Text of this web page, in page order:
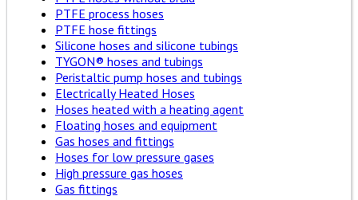
PTFE process hoses
PTFE hose fittings
Silicone hoses and silicone tubings
TYGON® hoses and tubings
Peristaltic pump hoses and tubings
Electrically Heated Hoses
Hoses heated with a heating agent
Floating hoses and equipment
Gas hoses and fittings
Hoses for low pressure gases
High pressure gas hoses
Gas fittings